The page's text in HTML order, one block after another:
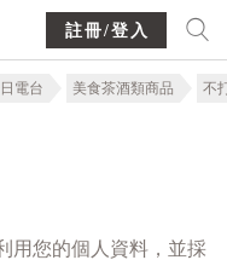
註冊/登入
電台 美食茶酒類商品 不
用您的個人資料，並採